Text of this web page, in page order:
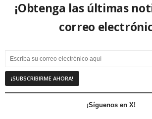
¡Obtenga las últimas
correo
¡Síguenos en X!